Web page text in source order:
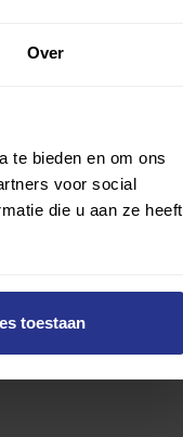
Over
te bieden en om ons
voor social
die u aan ze heeft
toestaan